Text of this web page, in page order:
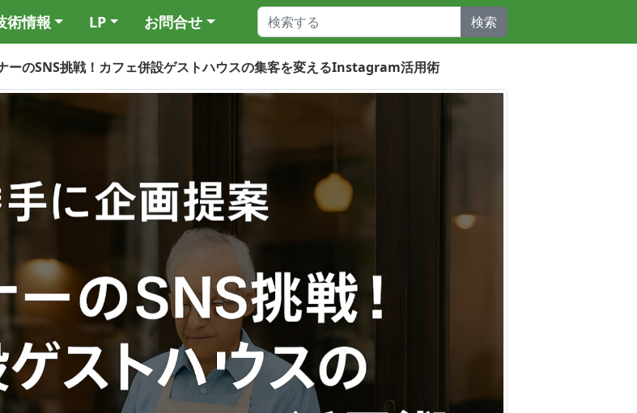
術情報 LP お問合せ 検索
ーのSNS挑戦！カフェ併設ゲストハウスの集客を変えるInstagram活用術